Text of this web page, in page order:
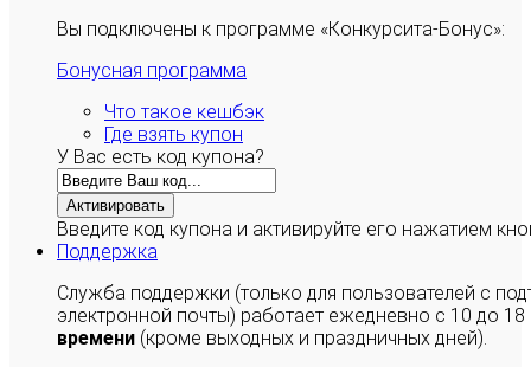
Вы подключены к программе «Конкурсита-Бонус»:
Бонусная программа
Что такое кешбэк
Где взять купон
У Вас есть код купона?
Активировать
Введите код купона и активируйте его нажатием
Поддержка
Служба поддержки (только для пользователей с
электронной почты) работает ежедневно с 10 до
времени (кроме выходных и праздничных дней).